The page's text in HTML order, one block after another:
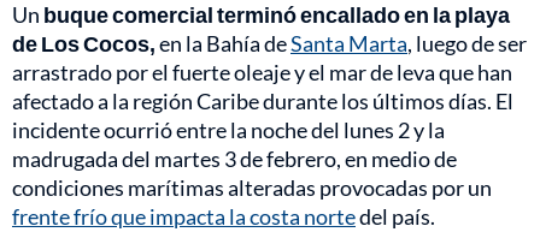
Un buque comercial terminó encallado en la playa
de Los Cocos,en la Bahía deSanta Marta, luego de ser
arrastrado por el fuerte oleaje y el mar de leva que han
afectado a la región Caribe durante los últimos días. El
incidente ocurrió entre la noche del lunes 2 y la
madrugada del martes 3 de febrero, en medio de
condiciones marítimas alteradas provocadas por un
frente frío que impacta la costa nortedel país.